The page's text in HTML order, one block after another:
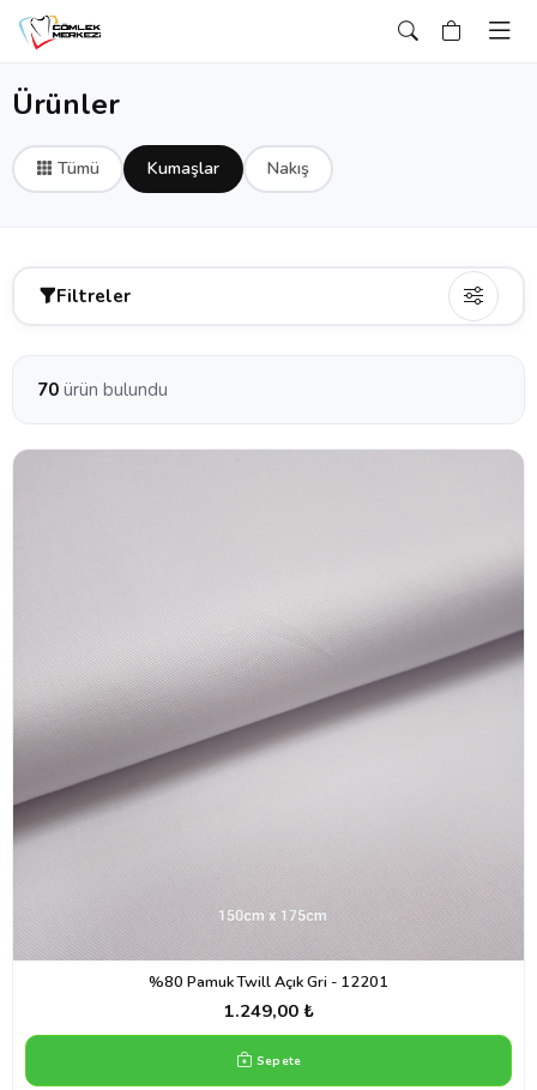
Ürünler
Tümü Kumaşlar Nakış
Filtreler
70 ürün bulundu
%80 Pamuk Twill Açık Gri - 12201
1.249,00 ₺
Sepete